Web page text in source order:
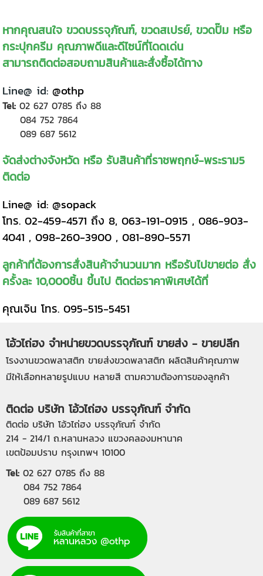
หากคุณสนใจ ขวดบรรจุภัณฑ์, ขวดสเปรย์, ขวดปั๊ม หรือ
กระปุกครีม คุณภาพดีและดีไซน์ที่โดดเด่น
สามารถติดต่อสอบถามสินค้าและสั่งซื้อได้ทาง
Line@ id:@othp
Tel: 02 627 0785 ถึง 88
084 752 7864
089 687 5612
จัดส่งต่างจังหวัด หรือ รับสินค้าที่ราชพฤกษ์-พระราม5
ติดต่อ
Line@ id: @sopack
โทร. 02-459-4571 ถึง 8, 063-191-0915 , 086-903-
4041 , 098-260-3900 , 081-890-5571
ลูกค้าที่ต้องการสั่งสินค้าจำนวนมาก หรือรับไปขายต่อ สั่ง
ครั้งละ 10,000ชิ้น ขึ้นไป ติดต่อราคาพิเศษได้ที่
คุณเจิน โทร. 095-515-5451
โอ้วไถ่ฮง จำหน่ายขวดบรรจุภัณฑ์ ขายส่ง - ขายปลีก
โรงงานขวดพลาสติก ขายส่งขวดพลาสติก ผลิตสินค้าคุณภาพ
มีให้เลือกหลายรูปแบบ หลายสี ตามความต้องการของลูกค้า
ติดต่อ บริษัท โอ้วไถ่ฮง บรรจุภัณฑ์ จำกัด
ติดต่อ บริษัท โอ้วไถ่ฮง บรรจุภัณฑ์ จำกัด
214 - 214/1 ถ.หลานหลวง แขวงคลองมหานาค
เขตป้อมปราบ กรุงเทพฯ 10100
Tel: 02 627 0785 ถึง 88
084 752 7864
089 687 5612